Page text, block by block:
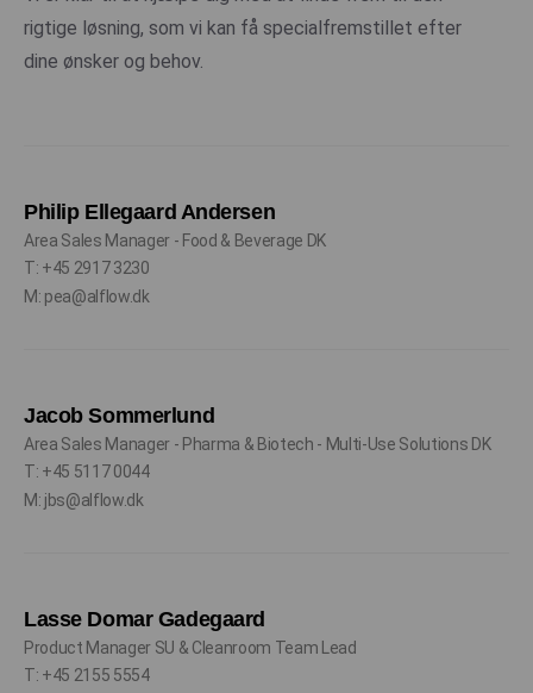
rigtige løsning, som vi kan få specialfremstillet efter
dine ønsker og behov.
Philip Ellegaard Andersen
Area Sales Manager - Food & Beverage DK
T: +45 2917 3230
M: pea@alflow.dk
Jacob Sommerlund
Area Sales Manager - Pharma & Biotech - Multi-Use Solutions DK
T: +45 5117 0044
M: jbs@alflow.dk
Lasse Domar Gadegaard
Product Manager SU & Cleanroom Team Lead
T: +45 2155 5554